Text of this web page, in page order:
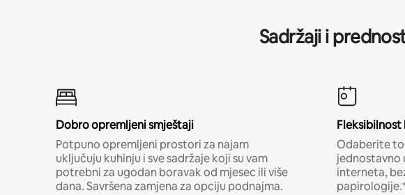
Sadržaji i
Dobro opremljeni smještaji
Potpuno opremljeni prostori za najam
uključuju kuhinju i sve sadržaje koji su vam
potrebni za ugodan boravak od mjesec ili više
dana. Savršena zamjena za opciju podnajma.
Fleksibilnost
Odaberite
jednostavno
interneta,